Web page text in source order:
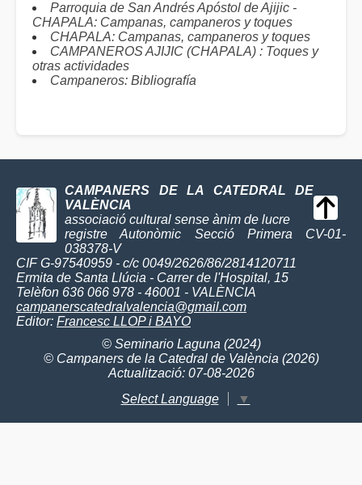
Parroquia de San Andrés Apóstol de Ajijic -
CHAPALA: Campanas, campaneros y toques
CHAPALA: Campanas, campaneros y toques
CAMPANEROS AJIJIC (CHAPALA) : Toques y
otras actividades
Campaneros: Bibliografía
CAMPANERS DE LA CATEDRAL DE
VALÈNCIA
associació cultural sense ànim de lucre
registre Autonòmic Secció Primera CV-01-
038378-V
CIF G-97540959 - c/c 0049/2626/86/2814120711
Ermita de Santa Llúcia - Carrer de l'Hospital, 15
Telèfon 636 066 978 - 46001 - VALÈNCIA
campanerscatedralvalencia@gmail.com
Editor: Francesc LLOP i BAYO
© Seminario Laguna (2024)
© Campaners de la Catedral de València (2026)
Actualització: 07-08-2026
Select Language
▼